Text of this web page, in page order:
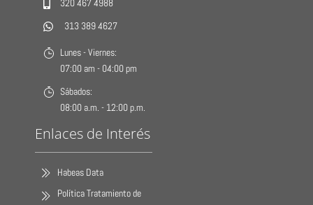
320 467 4988
313 389 4627
Lunes - Viernes:
07:00 am - 04:00 pm
Sábados:
08:00 a.m. - 12:00 p.m.
Enlaces de Interés
Habeas Data
Política Tratamiento de